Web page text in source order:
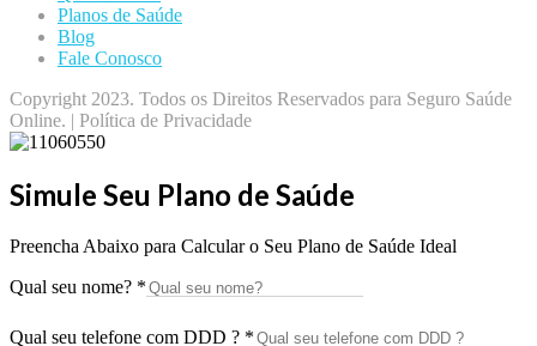
Planos de Saúde
Blog
Fale Conosco
Copyright 2023. Todos os Direitos Reservados para Seguro Saúde
Online. | Política de Privacidade
Simule Seu Plano de Saúde
Preencha Abaixo para Calcular o Seu Plano de Saúde Ideal
Qual seu nome? *
Qual seu telefone com DDD ? *